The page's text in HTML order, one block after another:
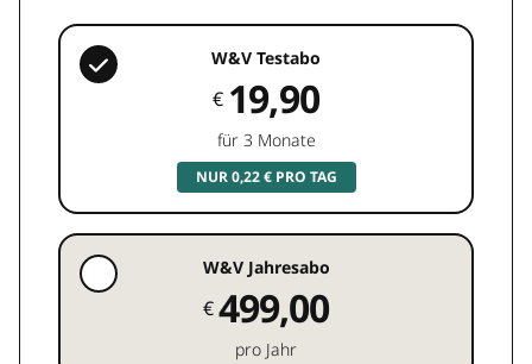
W&V Testabo
€ 19,90
für 3 Monate
NUR 0,22 € PRO TAG
W&V Jahresabo
€499,00
pro Jahr